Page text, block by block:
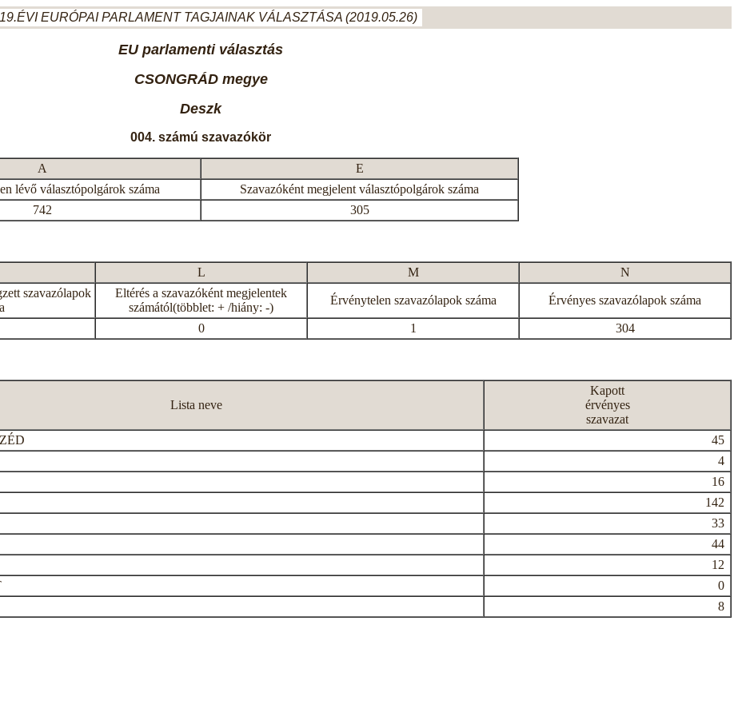
EURÓPAI PARLAMENT TAGJAINAK VÁLASZTÁSA (2019.05.26)
EU parlamenti választás
CSONGRÁD megye
Deszk
004. számú szavazókör
A
E
lévő választópolgárok száma
Szavazóként megjelent választópolgárok száma
742
305
L M
N
szavazólapok
Eltérés a szavazóként megjelentek
számától(többlet: + /hiány: -)
Érvénytelen szavazólapok száma Érvényes szavazólapok száma
0 1 304
Lista neve
Kapott
érvényes
szavazat
45
4
16
142
33
44
12
0
8